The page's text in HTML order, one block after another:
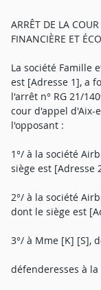
ARRÊT DE LA
FINANCIÈRE ET
La société Famille
est [Adresse 1], a
l'arrêt n° RG 21/
cour d'appel d'Aix-
l'opposant :
1°/ à la société
siège est [Adresse
2°/ à la société
dont le siège est
3°/ à Mme [K] [S],
défenderesses à la